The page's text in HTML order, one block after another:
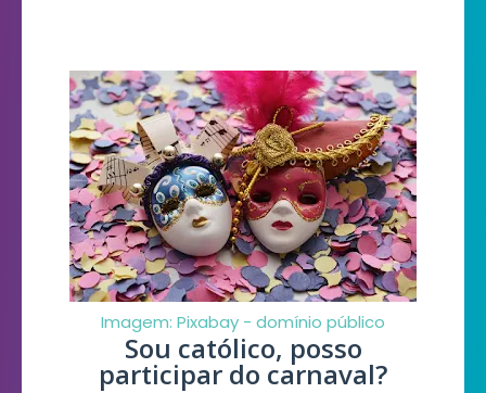
Imagem: Pixabay - domínio público
Sou católico, posso
participar do carnaval?